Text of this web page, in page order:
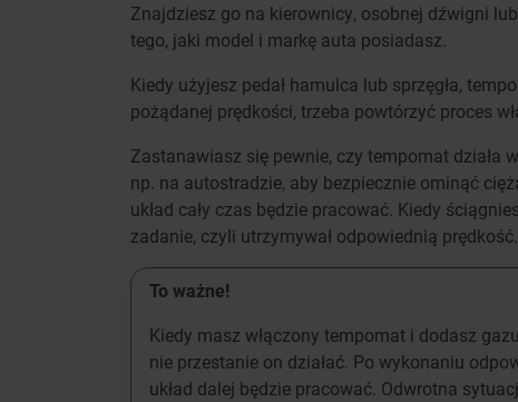
Znajdziesz go na kierownicy, osobnej dźwigni
tego, jaki model i markę auta posiadasz.
Kiedy użyjesz pedał hamulca lub sprzęgła,
pożądanej prędkości, trzeba powtórzyć proces
Zastanawiasz się pewnie, czy tempomat działa
np. na autostradzie, aby bezpiecznie ominąć
układ cały czas będzie pracować. Kiedy
zadanie, czyli utrzymywał odpowiednią prędkość.
To ważne!
Kiedy masz włączony tempomat i dodasz
nie przestanie on działać. Po wykonaniu
układ dalej będzie pracować. Odwrotna